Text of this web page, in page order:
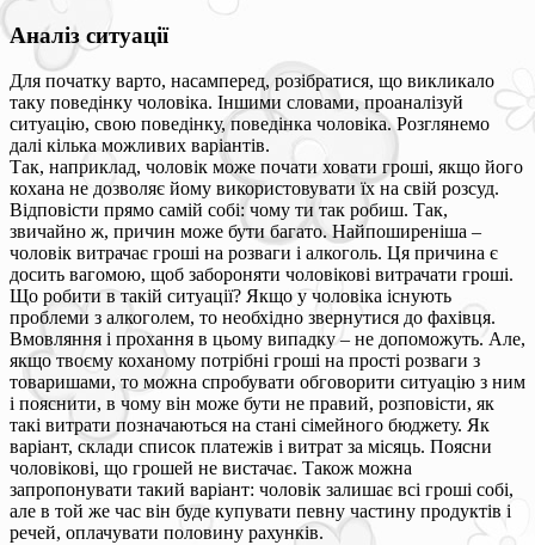
Аналіз ситуації
Для початку варто, насамперед, розібратися, що викликало
таку поведінку чоловіка. Іншими словами, проаналізуй
ситуацію, свою поведінку, поведінка чоловіка. Розглянемо
далі кілька можливих варіантів.
Так, наприклад, чоловік може почати ховати гроші, якщо його
кохана не дозволяє йому використовувати їх на свій розсуд.
Відповісти прямо самій собі: чому ти так робиш. Так,
звичайно ж, причин може бути багато. Найпоширеніша –
чоловік витрачає гроші на розваги і алкоголь. Ця причина є
досить вагомою, щоб забороняти чоловікові витрачати гроші.
Що робити в такій ситуації? Якщо у чоловіка існують
проблеми з алкоголем, то необхідно звернутися до фахівця.
Вмовляння і прохання в цьому випадку – не допоможуть. Але,
якщо твоєму коханому потрібні гроші на прості розваги з
товаришами, то можна спробувати обговорити ситуацію з ним
і пояснити, в чому він може бути не правий, розповісти, як
такі витрати позначаються на стані сімейного бюджету. Як
варіант, склади список платежів і витрат за місяць. Поясни
чоловікові, що грошей не вистачає. Також можна
запропонувати такий варіант: чоловік залишає всі гроші собі,
але в той же час він буде купувати певну частину продуктів і
речей, оплачувати половину рахунків.